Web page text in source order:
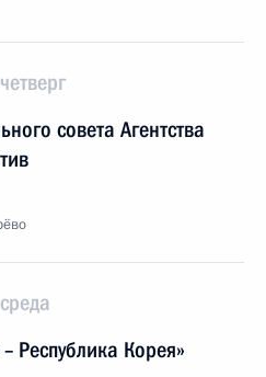
совета Агентства
Республика Корея»